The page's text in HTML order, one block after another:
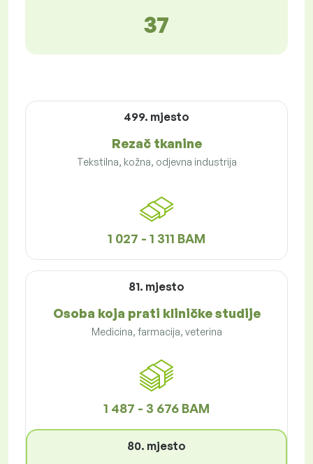
37
499. mjesto
Rezač tkanine
Tekstilna, kožna, odjevna industrija
1 027 - 1 311 BAM
81. mjesto
Osoba koja prati kliničke studije
Medicina, farmacija, veterina
1 487 - 3 676 BAM
80. mjesto